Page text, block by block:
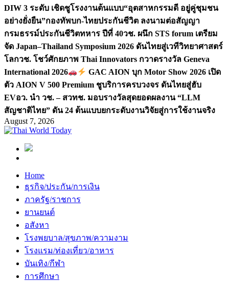
DIW 3 ระดับ เชิดชูโรงงานต้นแบบ“อุตสาหกรรมดี อยู่คู่ชุมชน
อย่างยั่งยืน”กองทัพบก-ไทยประกันชีวิต ลงนามต่อสัญญา
กรมธรรม์ประกันชีวิตทหาร ปีที่ 40วช. ผนึก STS forum เตรียม
จัด Japan–Thailand Symposium 2026 ดันไทยสู่เวทีวิทยาศาสตร์
โลกวช. โชว์ศักยภาพ Thai Innovators กวาดรางวัล Geneva
International 2026
GAC AION บุก Motor Show 2026 เปิด
ตัว AION V 500 Premium ชูบริการครบวงจร ดันไทยสู่ฮับ
EVอว. นำ วช. – สวทช. มอบรางวัลสุดยอดผลงาน “LLM
สัญชาติไทย” ดัน 24 ต้นแบบยกระดับงานวิจัยสู่การใช้งานจริง
August 7, 2026
Home
ธุรกิจ/ประกัน/การเงิน
ภาครัฐ/ราชการ
ยานยนต์
อสังหา
โรงพยบาล/สุขภาพ/ความงาม
โรงแรม/ท่องเที่ยว/อาหาร
บันเทิง/กีฬา
การศึกษา